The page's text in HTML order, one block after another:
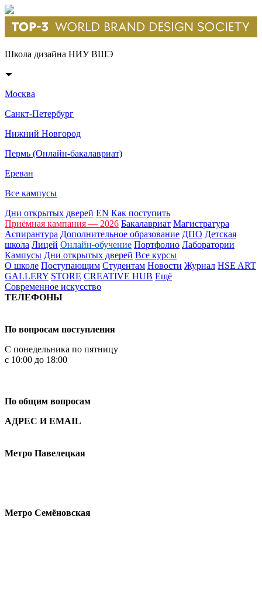
Школа дизайна НИУ ВШЭ
Москва
Санкт-Петербург
Нижний Новгород
Пермь (Онлайн-бакалавриат)
Ереван
Все кампусы
Дни открытых дверей EN Как поступить
Приёмная кампания — 2026 Бакалавриат Магистратура
Аспирантура Дополнительное образование ДПО Детская
школа Лицей Онлайн-обучение Портфолио Лаборатории
Кампусы Дни открытых дверей Все курсы
О школе Поступающим Студентам Новости Журнал HSE ART
GALLERY STORE CREATIVE HUB Ещё
Современное искусство
ТЕЛЕФОНЫ
По вопросам поступления
С понедельника по пятницу
с 10:00 до 18:00
По общим вопросам
АДРЕС И EMAIL
Метро Павелецкая
Метро Семёновская